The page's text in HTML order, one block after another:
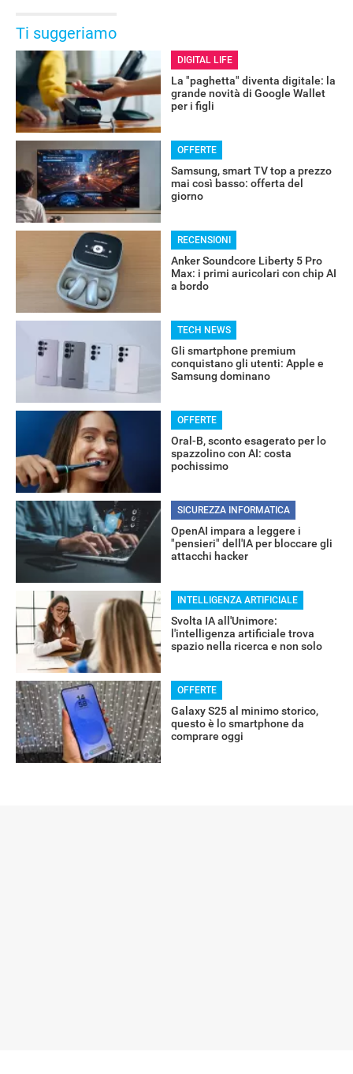
Ti suggeriamo
DIGITAL LIFE
La "paghetta" diventa digitale: la
grande novità di Google Wallet
per i figli
OFFERTE
Samsung, smart TV top a prezzo
mai così basso: offerta del
giorno
RECENSIONI
Anker Soundcore Liberty 5 Pro
Max: i primi auricolari con chip AI
a bordo
TECH NEWS
Gli smartphone premium
conquistano gli utenti: Apple e
Samsung dominano
OFFERTE
Oral-B, sconto esagerato per lo
spazzolino con AI: costa
pochissimo
SICUREZZA INFORMATICA
OpenAI impara a leggere i
"pensieri" dell'IA per bloccare gli
attacchi hacker
INTELLIGENZA ARTIFICIALE
Svolta IA all'Unimore:
l'intelligenza artificiale trova
spazio nella ricerca e non solo
OFFERTE
Galaxy S25 al minimo storico,
questo è lo smartphone da
comprare oggi